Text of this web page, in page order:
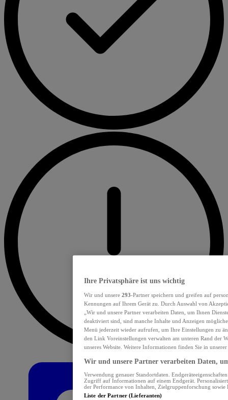
Ihre Privatsphäre ist uns wichtig
Wir und unsere 293-Partner speichern und greifen auf
Kennungen auf Ihrem Gerät zu. Durch Auswahl von
„Wir und unsere Partner verarbeiten Daten, um Ihnen
deaktiviert sind, sind manche Inhalte und Anzeigen
Menü jederzeit wieder aufrufen, um Ihre Einstellungen zu
den Link Voreinstellungen verwalten am unteren Rand der
unseres Website. Weitere Informationen finden Sie in
Wir und unsere Partner verarbeiten Daten,
Verwendung genauer Standortdaten.
Zugriff auf Informationen auf einem Endgerät.
der Performance von Inhalten, Zielgruppenforschung
Liste der Partner (Lieferanten)